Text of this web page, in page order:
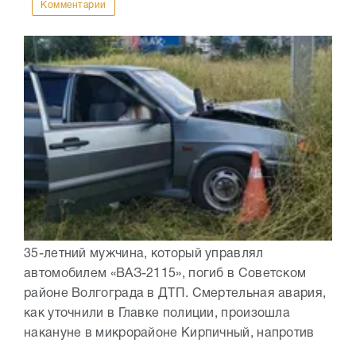
Комментарии
35-летний мужчина, который управлял
автомобилем «ВАЗ-2115», погиб в Советском
районе Волгограда в ДТП. Смертельная авария,
как уточнили в Главке полиции, произошла
накануне в микрорайоне Кирпичный, напротив